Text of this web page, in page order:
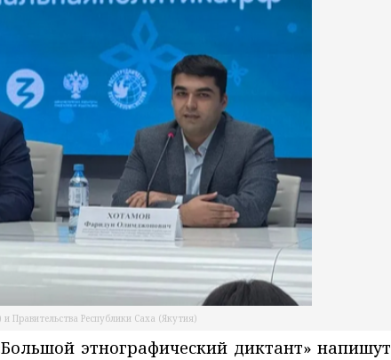
Правительства Республики Саха (Якутия)
этнографический диктант» напишут